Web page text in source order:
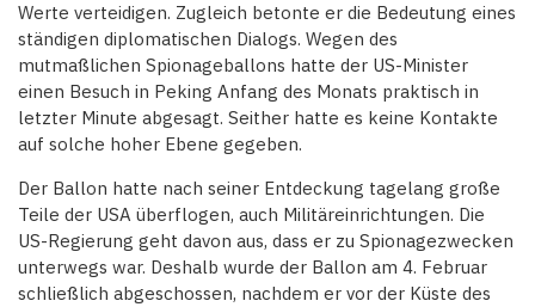
Werte verteidigen. Zugleich betonte er die Bedeutung eines
ständigen diplomatischen Dialogs. Wegen des
mutmaßlichen Spionageballons hatte der US-Minister
einen Besuch in Peking Anfang des Monats praktisch in
letzter Minute abgesagt. Seither hatte es keine Kontakte
auf solche hoher Ebene gegeben.
Der Ballon hatte nach seiner Entdeckung tagelang große
Teile der USA überflogen, auch Militäreinrichtungen. Die
US-Regierung geht davon aus, dass er zu Spionagezwecken
unterwegs war. Deshalb wurde der Ballon am 4. Februar
schließlich abgeschossen, nachdem er vor der Küste des